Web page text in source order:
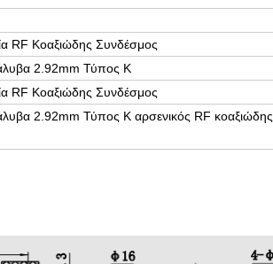
RF Κοαξιώδης Συνδέσμος
2.92mm Τύπος K
RF Κοαξιώδης Συνδέσμος
2.92mm Τύπος K αρσενικός RF κοαξιώδης